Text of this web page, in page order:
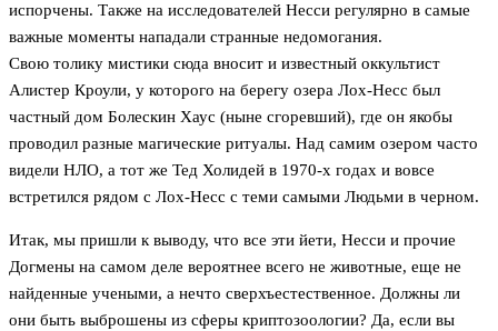
испорчены. Также на исследователей Несси регулярно в самые
важные моменты нападали странные недомогания.
Свою толику мистики сюда вносит и известный оккультист
Алистер Кроули, у которого на берегу озера Лох-Несс был
частный дом Болескин Хаус (ныне сгоревший), где он якобы
проводил разные магические ритуалы. Над самим озером часто
видели НЛО, а тот же Тед Холидей в 1970-х годах и вовсе
встретился рядом с Лох-Несс с теми самыми Людьми в черном.
Итак, мы пришли к выводу, что все эти йети, Несси и прочие
Догмены на самом деле вероятнее всего не животные, еще не
найденные учеными, а нечто сверхъестественное. Должны ли
они быть выброшены из сферы криптозоологии? Да, если вы